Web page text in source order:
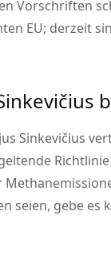
Vorschriften
EU; derzeit
Sinkevičius
seien, gebe es